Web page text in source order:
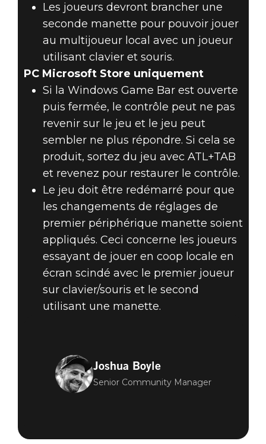
Les joueurs devront brancher une
seconde manette pour pouvoir jouer
au multijoueur local avec un joueur
utilisant clavier et souris.
PC Microsoft Store uniquement
Si la Windows Game Bar est ouverte
puis fermée, le contrôle peut ne pas
revenir sur le jeu et le jeu peut
sembler ne plus répondre. Si cela se
produit, sortez du jeu avec ATL+TAB
et revenez pour restaurer le contrôle.
Le jeu doit être redémarré pour que
les changements de réglages de
premier périphérique manette soient
appliqués. Ceci concerne les joueurs
essayant de jouer en coop locale en
écran scindé avec le premier joueur
sur clavier/souris et le second
utilisant une manette.
Joshua Boyle
Senior Community Manager